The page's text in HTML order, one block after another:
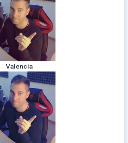
Valencia